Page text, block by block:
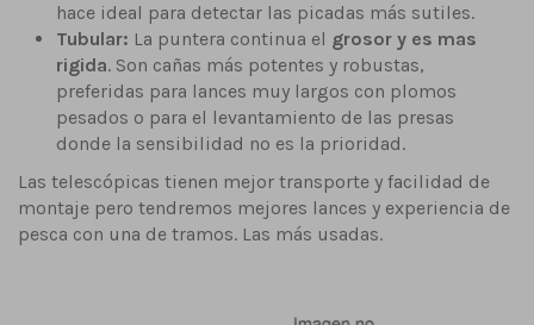
hace ideal para detectar las picadas más sutiles.
Tubular: La puntera continua el grosor y es mas
rigida. Son cañas más potentes y robustas,
preferidas para lances muy largos con plomos
pesados o para el levantamiento de las presas
donde la sensibilidad no es la prioridad.
Las telescópicas tienen mejor transporte y facilidad de
montaje pero tendremos mejores lances y experiencia de
pesca con una de tramos. Las más usadas.